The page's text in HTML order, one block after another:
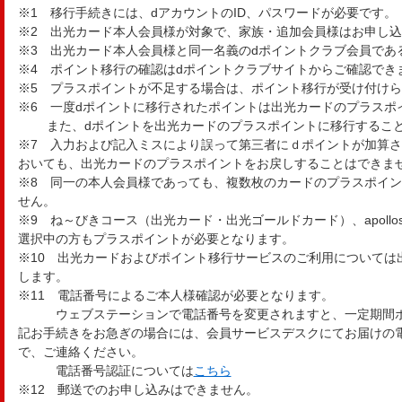
※1 移行手続きには、dアカウントのID、パスワードが必要です。
※2 出光カード本人会員様が対象で、家族・追加会員様はお申し
※3 出光カード本人会員様と同一名義のdポイントクラブ会員であ
※4 ポイント移行の確認はdポイントクラブサイトからご確認でき
※5 プラスポイントが不足する場合は、ポイント移行が受け付け
※6 一度dポイントに移行されたポイントは出光カードのプラスポ
また、dポイントを出光カードのプラスポイントに移行するこ
※7 入力および記入ミスにより誤って第三者にｄポイントが加算
おいても、出光カードのプラスポイントをお戻しすることはできま
※8 同一の本人会員様であっても、複数枚のカードのプラスポイ
せん。
※9 ね～びきコース（出光カード・出光ゴールドカード）、
選択中の方もプラスポイントが必要となります。
※10 出光カードおよびポイント移行サービスのご利用については
します。
※11 電話番号によるご本人様確認が必要となります。
ウェブステーションで電話番号を変更されますと、一定期間
記お手続きをお急ぎの場合には、会員サービスデスクにてお届けの
で、ご連絡ください。
電話番号認証についてはこちら
※12 郵送でのお申し込みはできません。